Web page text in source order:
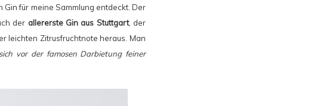
für meine Sammlung entdeckt. Der
der allererste Gin aus Stuttgart, der
leichten Zitrusfruchtnote heraus. Man
vor der famosen Darbietung feiner